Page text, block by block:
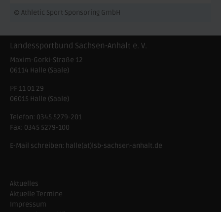
© Athletic Sport Sponsoring GmbH
Landessportbund Sachsen-Anhalt e. V.
Maxim-Gorki-Straße 12
06114 Halle (Saale)
PF 11 01 29
06015 Halle (Saale)
Telefon: 0345 5279-201
Fax: 0345 5279-100
E-Mail schreiben: halle(at)lsb-sachsen-anhalt.de
Aktuelles
Aktuelle Termine
Impressum